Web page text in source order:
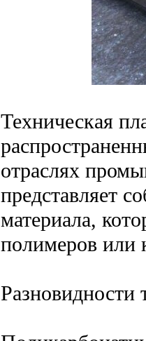
Техническая
отраслях
представляет
материала,
полимеров или
Разновидности